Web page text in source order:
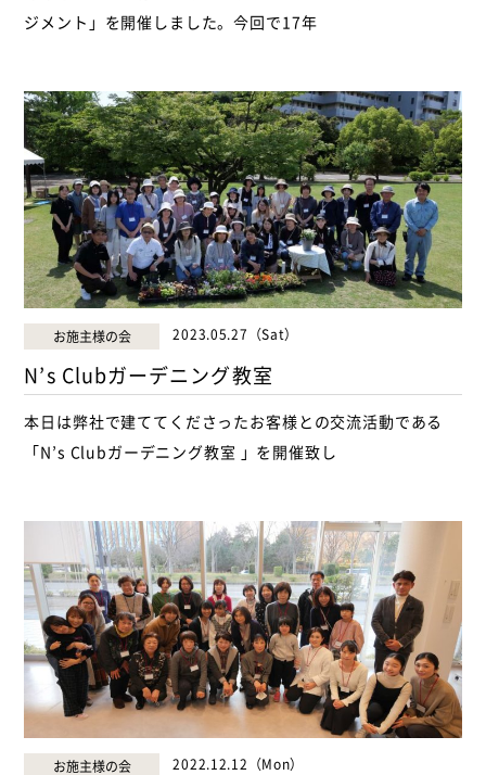
ジメント」を開催しました。今回で17年
お施主様の会 2023.05.27（Sat）
N’s Clubガーデニング教室
本日は弊社で建ててくださったお客様との交流活動である
「N’s Clubガーデニング教室 」を開催致し
お施主様の会 2022.12.12（Mon）